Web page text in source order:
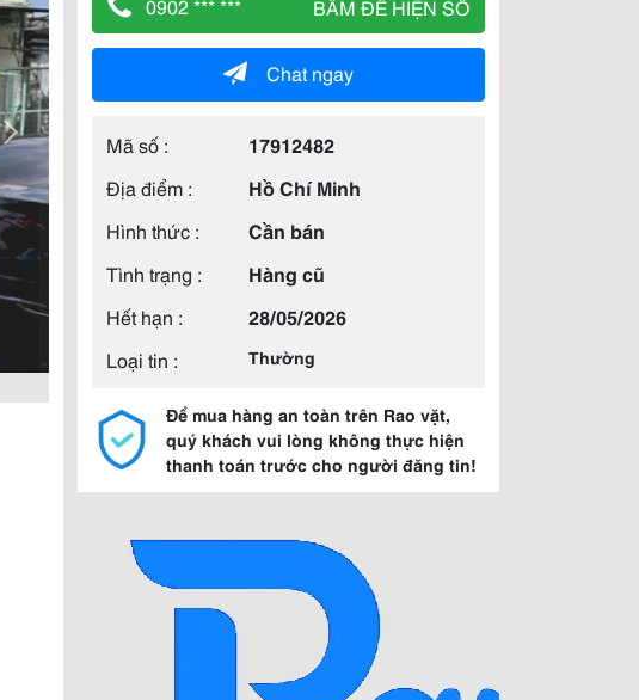
BẤM ĐỂ HIỆN SỐ
Chat ngay
Mã số :
17912482
Địa điểm :
Hồ Chí Minh
Hình thức :
Cần bán
Tình trạng :
Hàng cũ
Hết hạn :
28/05/2026
Loại tin :
Thường
Để mua hàng an toàn trên Rao vặt,
quý khách vui lòng không thực hiện
thanh toán trước cho người đăng tin!